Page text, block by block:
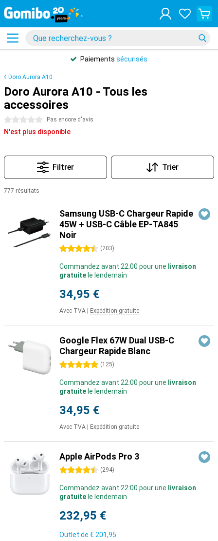
Paiements sécurisés
Doro Aurora A10
Doro Aurora A10 - Tous les
accessoires
0 étoiles Pas encore d'avis
N'est plus disponible
Filtrer Trier
777 résultats
Samsung USB-C Chargeur Rapide
45W + USB-C Câble EP-TA845
Noir
4.5 étoiles (203)
Commandez avant 22:00 pour une livraison
gratuite le lendemain
34,95 €
Avec TVA Expédition gratuite
Google Flex 67W Dual USB-C
Chargeur Rapide Blanc
5 étoiles (125)
Commandez avant 22:00 pour une livraison
gratuite le lendemain
34,95 €
Avec TVA Expédition gratuite
Apple AirPods Pro 3
4.5 étoiles (294)
Commandez avant 22:00 pour une livraison
gratuite le lendemain
232,95 €
Outlet de € 201,95